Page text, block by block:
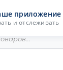
приложение
и отслеживать
на